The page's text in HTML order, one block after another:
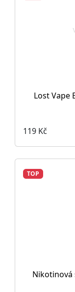
Lost Vape
119 Kč
TOP
Nikotinová